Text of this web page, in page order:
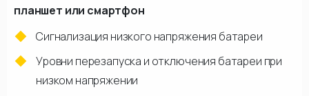
планшет или смартфон
Сигнализация низкого напряжения батареи
Уровни перезапуска и отключения батареи при
низком напряжении